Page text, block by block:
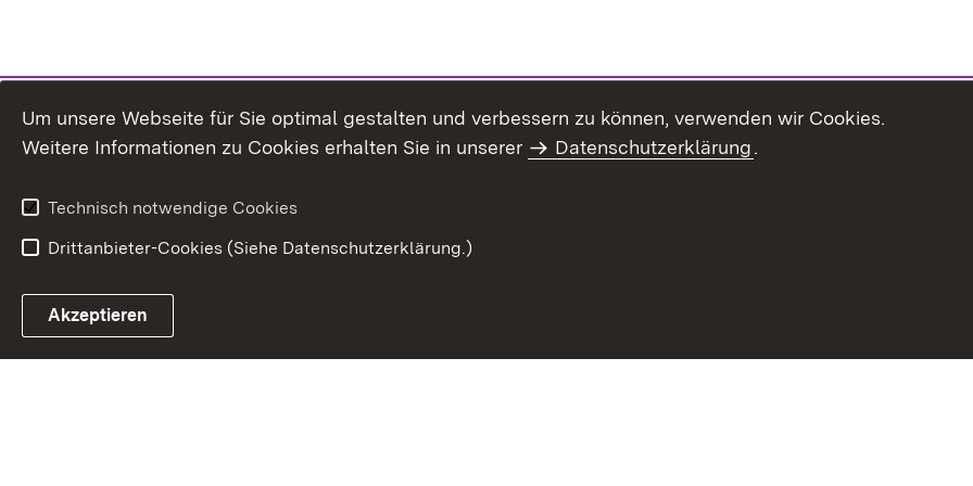
Um unsere Webseite für Sie optimal gestalten und verbessern zu können, verwenden wir Cookies.
Weitere Informationen zu Cookies erhalten Sie in unserer
Datenschutzerklärung.
Technisch notwendige Cookies
Drittanbieter-Cookies (Siehe Datenschutzerklärung.)
Akzeptieren